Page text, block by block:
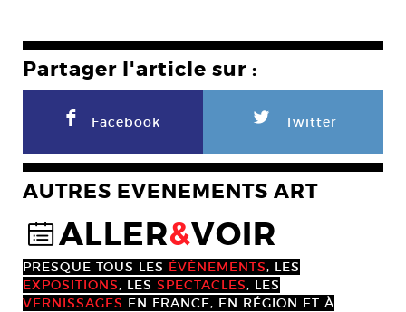
Partager l'article sur :
F Facebook L Twitter
AUTRES EVENEMENTS ART
@ALLER&VOIR
PRESQUE TOUS LES ÉVÈNEMENTS, LES
EXPOSITIONS, LES SPECTACLES, LES
VERNISSAGES EN FRANCE, EN RÉGION ET À